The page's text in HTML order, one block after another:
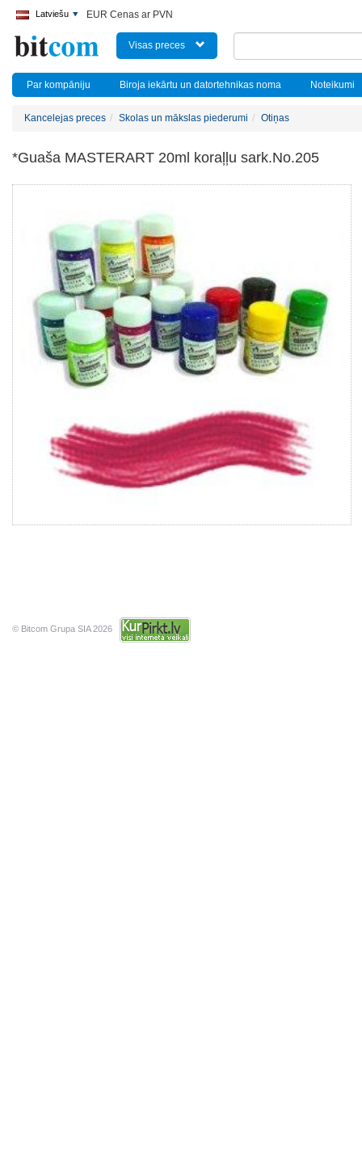
Latviešu EUR Cenas ar PVN
Visas preces
Par kompāniju Biroja iekārtu un datortehnikas noma Noteikumi
Kancelejas preces Skolas un mākslas piederumi Otiņas
*Guaša MASTERART 20ml koraļļu sark.No.205
© Bitcom Grupa SIA 2026